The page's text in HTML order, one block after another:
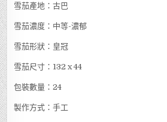
雪茄產地：古巴
雪茄濃度：中等-濃郁
雪茄形狀：皇冠
雪茄尺寸：132 x 44
包裝數量：24
製作方式：手工